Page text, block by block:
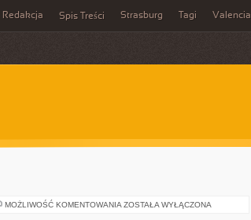
Redakcja Spis Treści Strasburg Tagi Valencia
MOŻLIWOŚĆ KOMENTOWANIA INDIE
ZOSTAŁA WYŁĄCZONA